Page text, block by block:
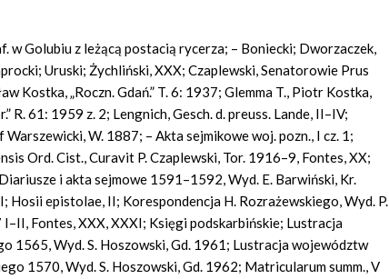
w Golubiu z leżącą postacią rycerza; – Boniecki; Dworzaczek,
Uruski; Żychliński, XXX; Czaplewski, Senatorowie Prus
Kostka, „Roczn. Gdań.” T. 6: 1937; Glemma T., Piotr Kostka,
R. 61: 1959 z. 2; Lengnich, Gesch. d. preuss. Lande, II–IV;
W. 1887; – Akta sejmikowe woj. pozn., I cz. 1;
Ord. Cist.,Curavit P. Czaplewski, Tor. 1916–9, Fontes, XX;
i akta sejmowe 1591–1592, Wyd. E. Barwiński, Kr.
Hosii epistolae, II; Korespondencja H. Rozrażewskiego, Wyd. P.
Fontes, XXX, XXXI; Księgi podskarbińskie; Lustracja
1565, Wyd. S. Hoszowski, Gd. 1961; Lustracja województw
1570, Wyd. S. Hoszowski, Gd. 1962; Matricularum summ., V